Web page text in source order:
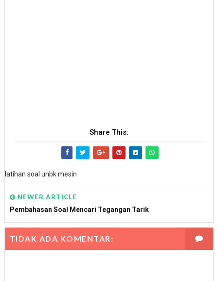
Share This:
latihan soal unbk mesin
NEWER ARTICLE
Pembahasan Soal Mencari Tegangan Tarik
TIDAK ADA KOMENTAR: